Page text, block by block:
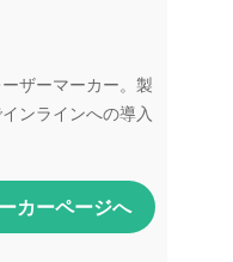
ザーマーカー。製
ンラインへの導入
カーページへ